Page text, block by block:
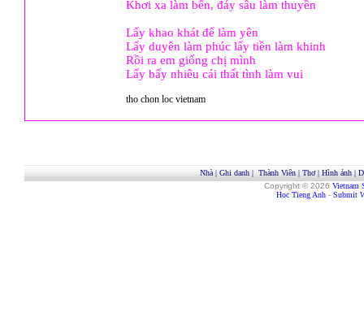
Khơi xa làm bến, đáy sâu làm thuyền
Lấy khao khát để làm yên
Lấy duyên làm phúc lấy tiền làm khinh
Rồi ra em giống chị mình
Lấy bấy nhiêu cái thất tình làm vui
tho chon loc vietnam
Nhà| Ghi danh| Thành Viên| Thơ| Hình ảnh|
Copyright © 2026 Vietnam
Hoc Tieng Anh - Submit